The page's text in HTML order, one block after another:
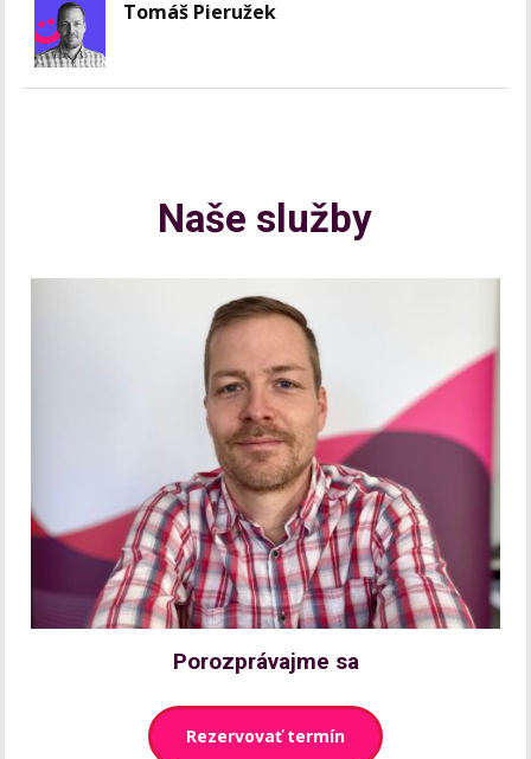
Tomáš Pieružek
Naše služby
Porozprávajme sa
Rezervovať termín